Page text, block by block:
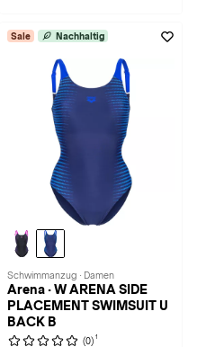
Sale Nachhaltig
Schwimmanzug · Damen
Arena · W ARENA SIDE
PLACEMENT SWIMSUIT U
BACK B
(0) 1